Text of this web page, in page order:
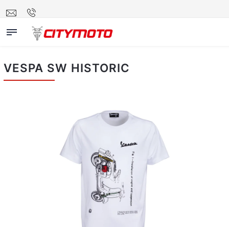
VESPA SW HISTORIC